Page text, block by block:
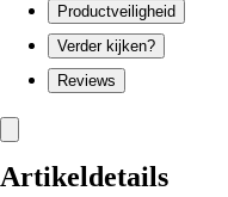
Productveiligheid
Verder kijken?
Reviews
Artikeldetails